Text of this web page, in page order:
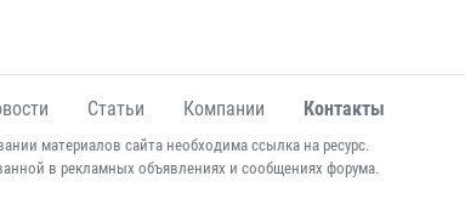
Статьи Компании Контакты
материалов сайта необходима ссылка на ресурс.
в рекламных объявлениях и сообщениях форума.